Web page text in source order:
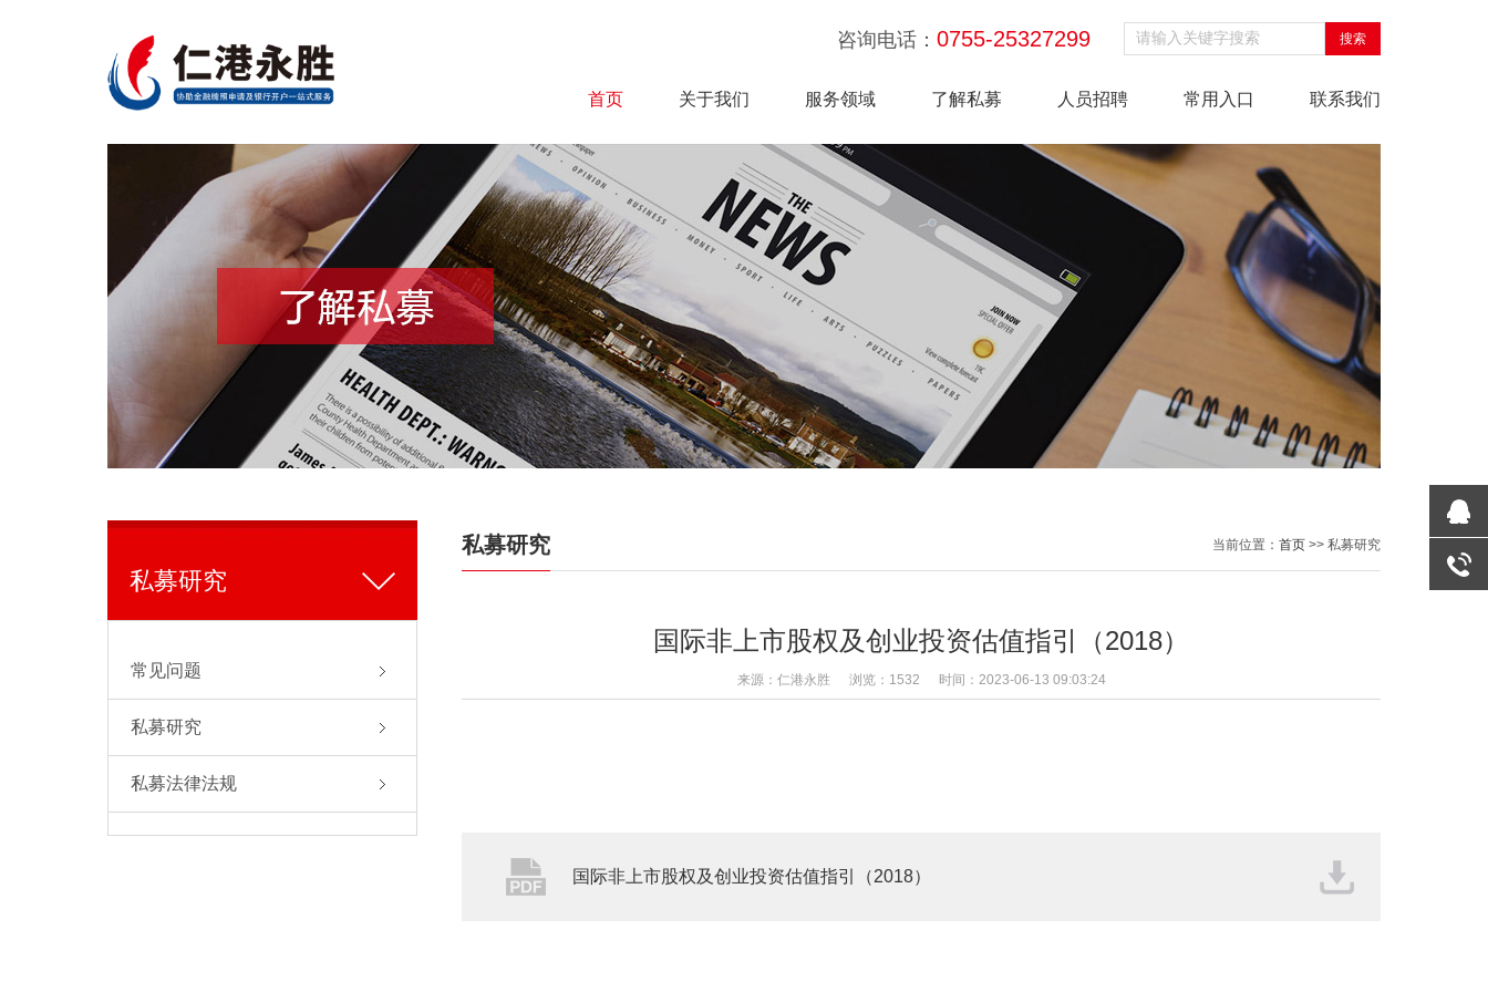
咨询电话： 0755-25327299
首页 关于我们 服务领域 了解私募 人员招聘 常用入口 联系我们
私募研究
常见问题
私募研究
私募法律法规
当前位置： 首页 >> 私募研究
私募研究
国际非上市股权及创业投资估值指引（2018）
来源：仁港永胜 浏览：1532 时间：2023-06-13 09:03:24
国际非上市股权及创业投资估值指引（2018）
QQ咨询